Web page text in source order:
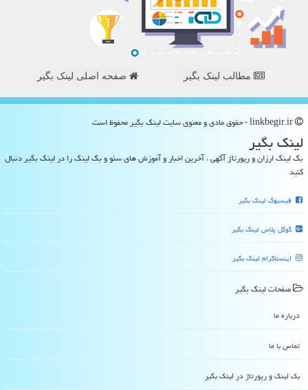
مطالب لینک بگیر صفحه اصلی لینک بگیر
لینك بگیر
بک لینک ارزان و رپورتاژ آگهی ، آخرین اخبار و آموزش های سئو و بک لینک را در لینک بگیر دنبال
کنید
فیسبوک لینک بگیر
گوگل پلاس لینک بگیر
اینستاگرام لینک بگیر
صفحات لینك بگیر
درباره ما
تماس با ما
بک لینک و رپورتاژ در لینك بگیر